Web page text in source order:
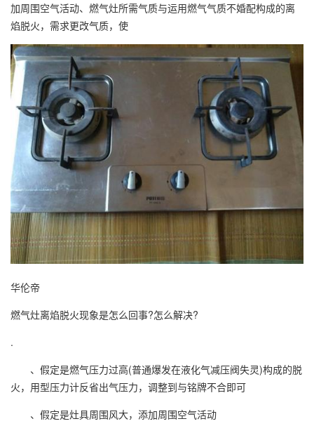
加周围空气活动、燃气灶所需气质与运用燃气气质不婚配构成的离
焰脱火，需求更改气质，使
华伦帝
燃气灶离焰脱火现象是怎么回事?怎么解决?
.
、假定是燃气压力过高(普通爆发在液化气减压阀失灵)构成的脱
火，用型压力计反省出气压力，调整到与铭牌不合即可
、假定是灶具周围风大，添加周围空气活动